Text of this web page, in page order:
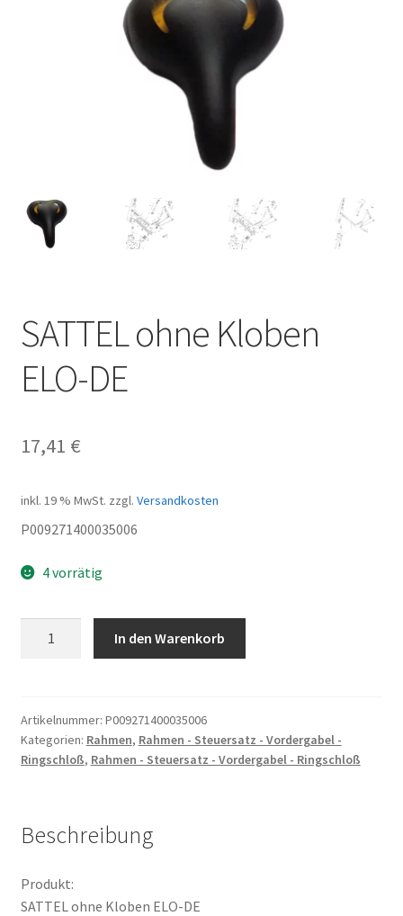
SATTEL ohne Kloben
ELO-DE
17,41 €
inkl. 19 % MwSt. zzgl. Versandkosten
P009271400035006
4 vorrätig
DE
Menge
In den Warenkorb
Artikelnummer: P009271400035006
Kategorien: Rahmen, Rahmen - Steuersatz - Vordergabel -
Ringschloß, Rahmen - Steuersatz - Vordergabel - Ringschloß
Beschreibung
Produkt:
SATTEL ohne Kloben ELO-DE